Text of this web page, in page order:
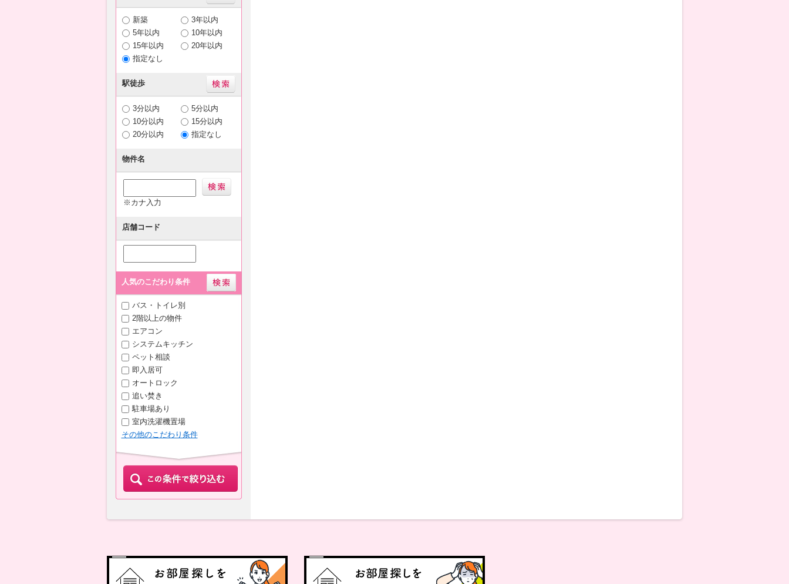
新築
3年以内
5年以内
10年以内
15年以内
20年以内
指定なし
駅徒歩
3分以内
5分以内
10分以内
15分以内
20分以内
指定なし
物件名
※カナ入力
店舗コード
人気のこだわり条件
バス・トイレ別
2階以上の物件
エアコン
システムキッチン
ペット相談
即入居可
オートロック
追い焚き
駐車場あり
室内洗濯機置場
その他のこだわり条件